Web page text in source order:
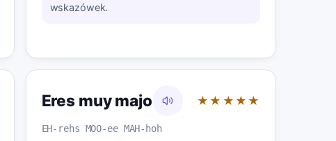
wskazówek.
Eres muy majo ★★★★★
EH-rehs MOO-ee MAH-hoh